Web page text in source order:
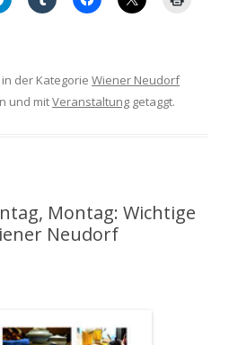
der Kategorie Wiener Neudorf
und mitVeranstaltung getaggt.
Montag: Wichtige
Neudorf